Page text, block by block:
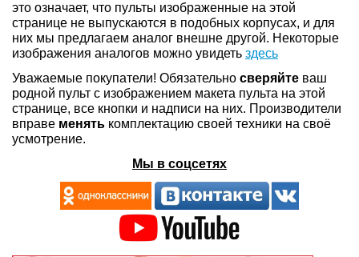
это означает, что пульты изображенные на этой
странице не выпускаются в подобных корпусах, и для
них мы предлагаем аналог внешне другой. Некоторые
изображения аналогов можно увидеть здесь
Уважаемые покупатели! Обязательно сверяйте ваш
родной пульт с изображением макета пульта на этой
странице, все кнопки и надписи на них. Производители
вправе менять комплектацию своей техники на своё
усмотрение.
Мы в соцсетях